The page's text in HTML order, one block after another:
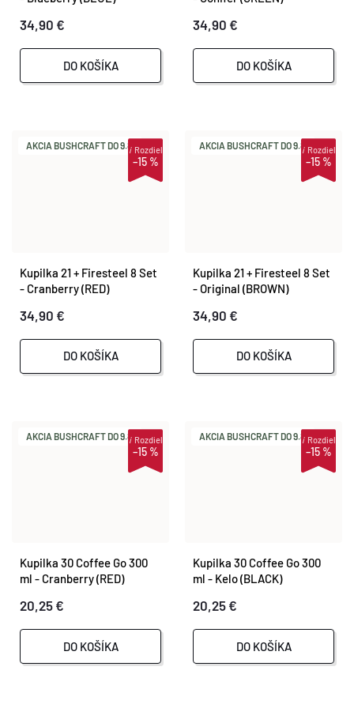
T
O
O
V
34,90 €
DO KOŠÍKA
34,90 €
DO KOŠÍKA
AKCIA BUSHCRAFT DO 9.8.
–15 %
iRozdiel
Kupilka 21 + Firesteel 8 Set
- Cranberry (RED)
34,90 €
DO KOŠÍKA
AKCIA BUSHCRAFT DO 9.8.
–15 %
iRozdiel
Kupilka 21 + Firesteel 8 Set
- Original (BROWN)
34,90 €
DO KOŠÍKA
AKCIA BUSHCRAFT DO 9.8.
–15 %
iRozdiel
Kupilka 30 Coffee Go 300
ml - Cranberry (RED)
20,25 €
DO KOŠÍKA
AKCIA BUSHCRAFT DO 9.8.
–15 %
iRozdiel
Kupilka 30 Coffee Go 300
ml - Kelo (BLACK)
20,25 €
DO KOŠÍKA